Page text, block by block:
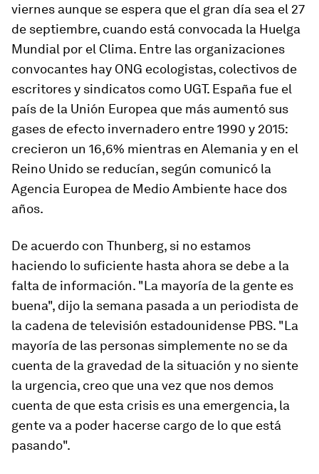
viernes aunque se espera que el gran día sea el 27
de septiembre, cuando está convocada la Huelga
Mundial por el Clima. Entre las organizaciones
convocantes hay ONG ecologistas, colectivos de
escritores y sindicatos como UGT. España fue el
país de la Unión Europea que más aumentó sus
gases de efecto invernadero entre 1990 y 2015:
crecieron un 16,6% mientras en Alemania y en el
Reino Unido se reducían, según comunicó la
Agencia Europea de Medio Ambiente hace dos
años.
De acuerdo con Thunberg, si no estamos
haciendo lo suficiente hasta ahora se debe a la
falta de información. "La mayoría de la gente es
buena", dijo la semana pasada a un periodista de
la cadena de televisión estadounidense PBS. "La
mayoría de las personas simplemente no se da
cuenta de la gravedad de la situación y no siente
la urgencia, creo que una vez que nos demos
cuenta de que esta crisis es una emergencia, la
gente va a poder hacerse cargo de lo que está
pasando".